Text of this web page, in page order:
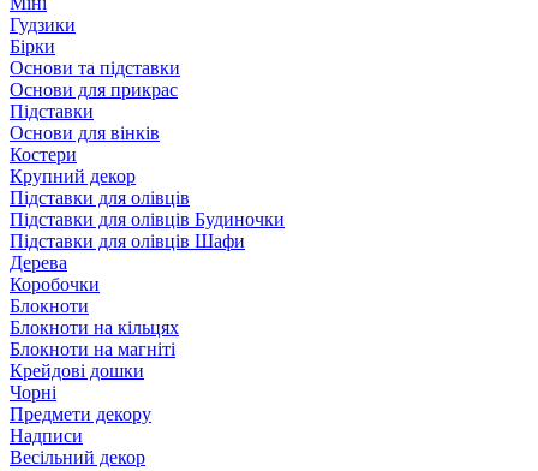
Гудзики
Бірки
Основи та підставки
Основи для прикрас
Підставки
Основи для вінків
Костери
Крупний декор
Підставки для олівців
Підставки для олівців Будиночки
Підставки для олівців Шафи
Дерева
Коробочки
Блокноти
Блокноти на кільцях
Блокноти на магніті
Крейдові дошки
Чорні
Предмети декору
Надписи
Весільний декор